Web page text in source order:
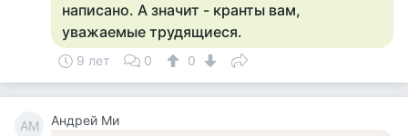
написано. А значит - кранты вам,
уважаемые трудящиеся.
9 лет 0 0
АМ Андрей Ми